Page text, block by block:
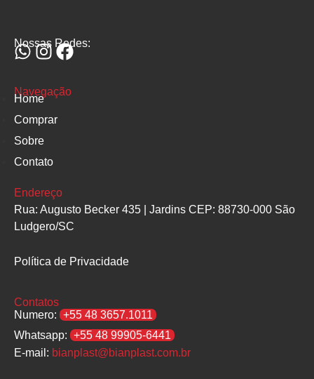
Nossas Redes:
Navegação
Home
Comprar
Sobre
Contato
Endereço
Rua: Augusto Becker 435 | Jardins CEP: 88730-000 São
Ludgero/SC
Política de Privacidade
Contatos
Numero: +55 48 3657.1011
Whatsapp: +55 48 99905-6441
E-mail: bianplast@bianplast.com.br